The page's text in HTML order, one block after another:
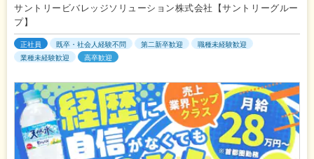
サントリービバレッジソリューション株式会社【サントリーグルー
プ】
正社員 既卒・社会人経験不問 第二新卒歓迎
職種未経験歓迎
業種未経験歓迎
高卒歓迎